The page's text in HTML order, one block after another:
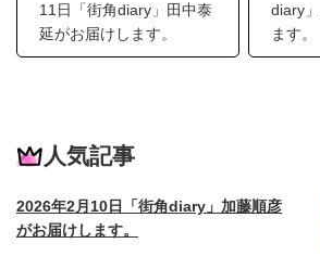
11日「街角diary」田中泰
延がお届けします。
diary
ます
人気記事
2026年2月10日「街角diary」加藤順彦
がお届けします。